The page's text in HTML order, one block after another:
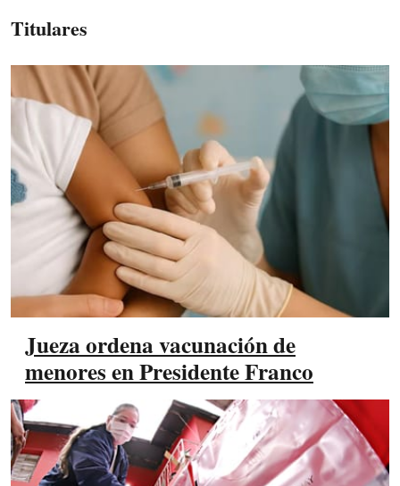
Titulares
Jueza ordena vacunación de
menores en Presidente Franco